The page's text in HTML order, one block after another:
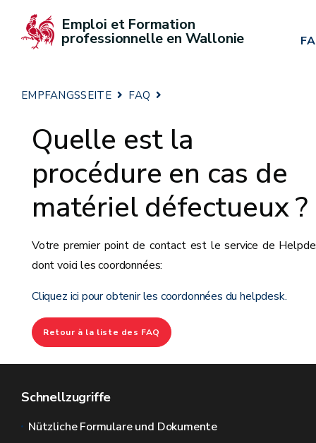
Emploi et Formation
professionnelle en Wallonie
EMPFANGSSEITE FAQ
Quelle est la
procédure en cas de
matériel défectueux ?
Votre premier point de contact est le service de
dont voici les coordonnées:
Cliquez ici pour obtenir les coordonnées du helpdesk.
Retour à la liste des FAQ
Schnellzugriffe
Nützliche Formulare und Dokumente